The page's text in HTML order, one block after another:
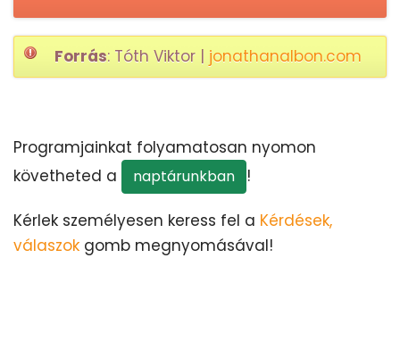
Forrás: Tóth Viktor | jonathanalbon.com
Programjainkat folyamatosan nyomon
követheted a
naptárunkban !
Kérlek személyesen keress fel a Kérdések,
válaszok gomb megnyomásával!